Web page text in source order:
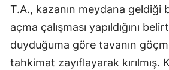
T.A., kazanın meydana geldiği
açma çalışması yapıldığını
duyduğuma göre tavanın
tahkimat zayıflayarak kırılmış.